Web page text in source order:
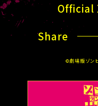
Official
Share
©劇場版ゾン